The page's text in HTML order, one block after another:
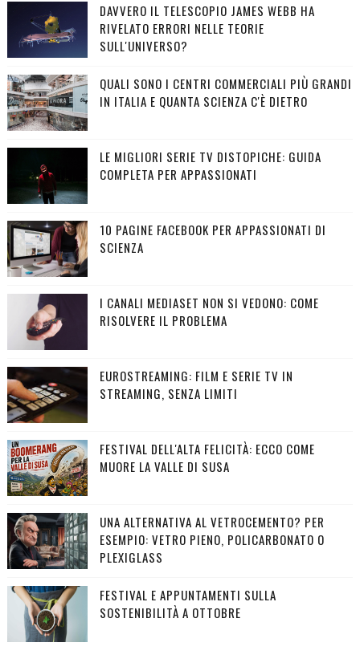
DAVVERO IL TELESCOPIO JAMES WEBB HA
RIVELATO ERRORI NELLE TEORIE
SULL'UNIVERSO?
QUALI SONO I CENTRI COMMERCIALI PIÙ GRANDI
IN ITALIA E QUANTA SCIENZA C'È DIETRO
LE MIGLIORI SERIE TV DISTOPICHE: GUIDA
COMPLETA PER APPASSIONATI
10 PAGINE FACEBOOK PER APPASSIONATI DI
SCIENZA
I CANALI MEDIASET NON SI VEDONO: COME
RISOLVERE IL PROBLEMA
EUROSTREAMING: FILM E SERIE TV IN
STREAMING, SENZA LIMITI
FESTIVAL DELL'ALTA FELICITÀ: ECCO COME
MUORE LA VALLE DI SUSA
UNA ALTERNATIVA AL VETROCEMENTO? PER
ESEMPIO: VETRO PIENO, POLICARBONATO O
PLEXIGLASS
FESTIVAL E APPUNTAMENTI SULLA
SOSTENIBILITÀ A OTTOBRE